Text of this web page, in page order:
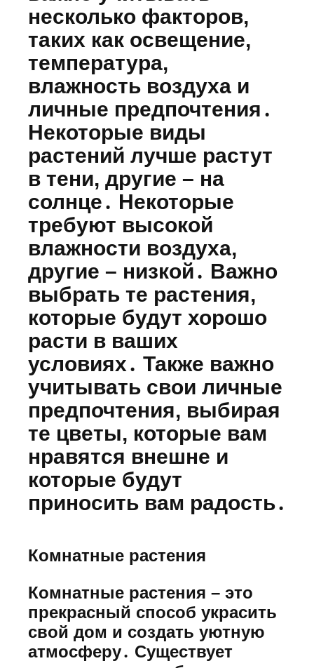
несколько факторов,
таких как освещение,
температура,
влажность воздуха и
личные предпочтения․
Некоторые виды
растений лучше растут
в тени, другие – на
солнце․ Некоторые
требуют высокой
влажности воздуха,
другие – низкой․ Важно
выбрать те растения,
которые будут хорошо
расти в ваших
условиях․ Также важно
учитывать свои личные
предпочтения, выбирая
те цветы, которые вам
нравятся внешне и
которые будут
приносить вам радость․
Комнатные растения
Комнатные растения – это
прекрасный способ украсить
свой дом и создать уютную
атмосферу․ Существует